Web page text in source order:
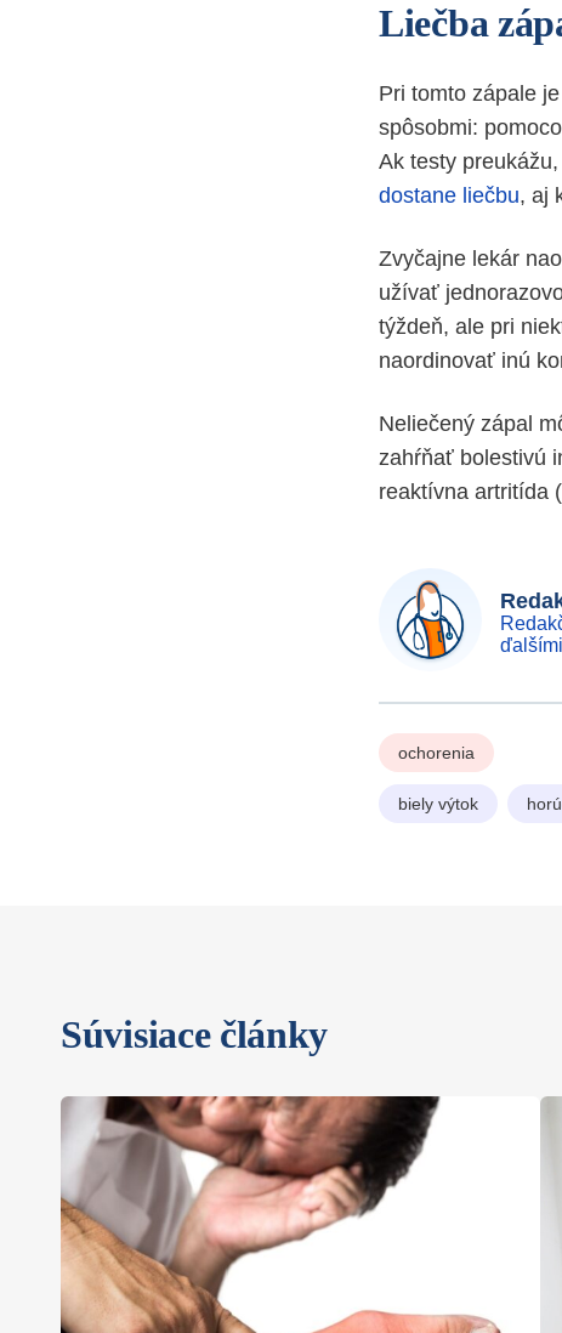
Liečba
Pri tomto zápale
spôsobmi:
Ak testy
dostane liečbu, aj
Zvyčajne lekár
užívať
týždeň, ale pri
naordinovať inú
Neliečený zápal
zahŕňať bolestivú
reaktívna artritída
ochorenia
biely výtok
Súvisiace články